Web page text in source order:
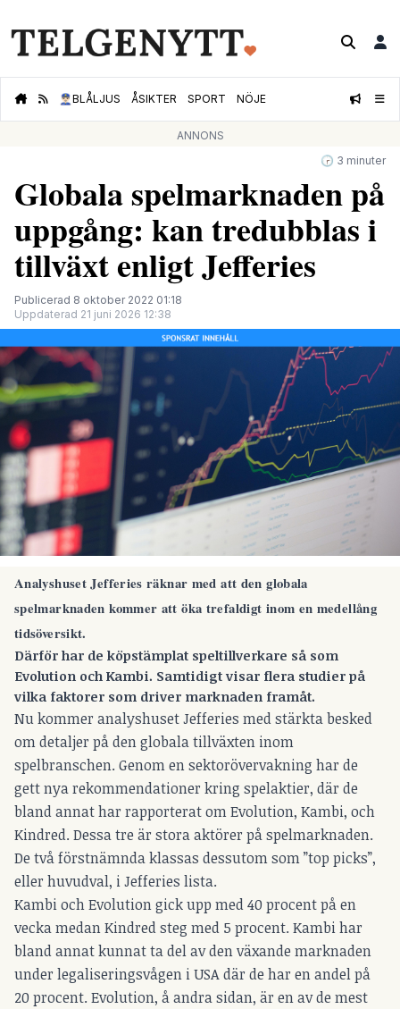
👮🏻‍♂️BLÅLJUS ÅSIKTER SPORT NÖJE
ANNONS
🕝 3 minuter
Globala spelmarknaden på
uppgång: kan tredubblas i
tillväxt enligt Jefferies
Publicerad 8 oktober 2022 01:18
Uppdaterad 21 juni 2026 12:38
Analyshuset Jefferies räknar med att den globala
spelmarknaden kommer att öka trefaldigt inom en medellång
tidsöversikt.
Därför har de köpstämplat speltillverkare så som
Evolution och Kambi. Samtidigt visar flera studier på
vilka faktorer som driver marknaden framåt.
Nu kommer analyshuset Jefferies med stärkta besked
om detaljer på den globala tillväxten inom
spelbranschen. Genom en sektorövervakning har de
gett nya rekommendationer kring spelaktier, där de
bland annat har rapporterat om Evolution, Kambi, och
Kindred. Dessa tre är stora aktörer på spelmarknaden.
De två förstnämnda klassas dessutom som ”top picks”,
eller huvudval, i Jefferies lista.
Kambi och Evolution gick upp med 40 procent på en
vecka medan Kindred steg med 5 procent. Kambi har
bland annat kunnat ta del av den växande marknaden
under legaliseringsvågen i USA där de har en andel på
20 procent. Evolution, å andra sidan, är en av de mest